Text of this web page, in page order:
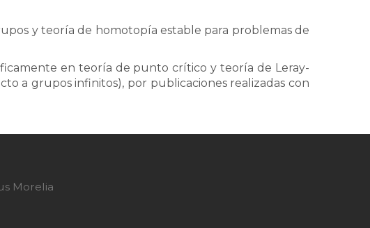
y teoría de homotopía estable para problemas de
en teoría de punto crítico y teoría de Leray-
a grupos infinitos), por publicaciones realizadas con
Morelia